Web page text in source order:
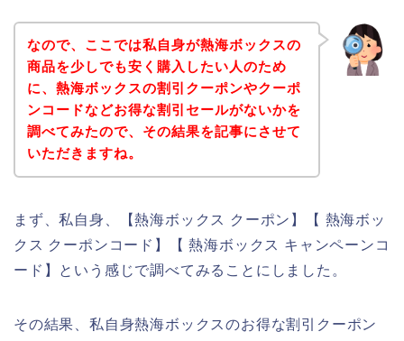
なので、ここでは私自身が熱海ボックスの
商品を少しでも安く購入したい人のため
に、熱海ボックスの割引クーポンやクーポ
ンコードなどお得な割引セールがないかを
調べてみたので、その結果を記事にさせて
いただきますね。
まず、私自身、【熱海ボックス クーポン】【 熱海ボッ
クス クーポンコード】【 熱海ボックス キャンペーンコ
ード】という感じで調べてみることにしました。
その結果、私自身熱海ボックスのお得な割引クーポン